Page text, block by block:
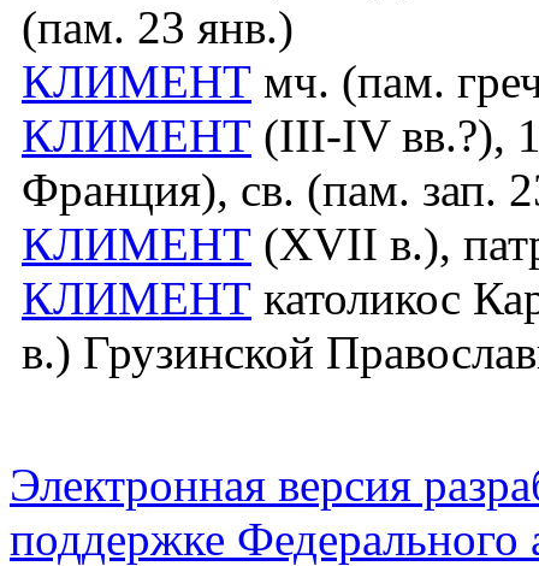
(пам. 23 янв.)
КЛИМЕНТ мч. (пам.
КЛИМЕНТ (III-IV вв.?),
Франция), св. (пам. зап.
КЛИМЕНТ (XVII в.),
КЛИМЕНТ католикос
в.) Грузинской
Электронная версия
поддержке Федерального